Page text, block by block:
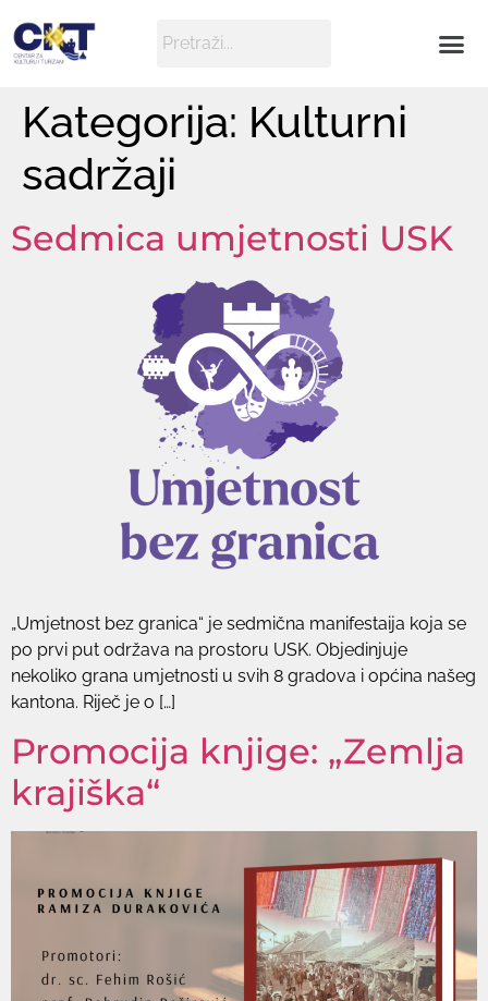
Kategorija: Kulturni
sadržaji
Sedmica umjetnosti USK
„Umjetnost bez granica“ je sedmična manifestaija koja se
po prvi put održava na prostoru USK. Objedinjuje
nekoliko grana umjetnosti u svih 8 gradova i općina našeg
kantona. Riječ je o […]
Promocija knjige: „Zemlja
krajiška“